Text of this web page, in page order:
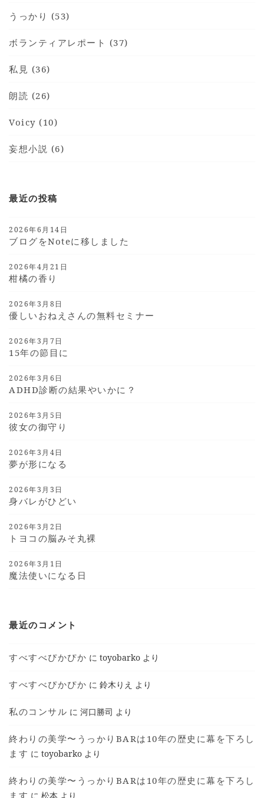
うっかり (53)
ボランティアレポート (37)
私見 (36)
朗読 (26)
Voicy (10)
妄想小説 (6)
最近の投稿
2026年6月14日
ブログをnoteに移しました
2026年4月21日
柑橘の香り
2026年3月8日
優しいおねえさんの無料セミナー
2026年3月7日
15年の節目に
2026年3月6日
ADHD診断の結果やいかに？
2026年3月5日
彼女の御守り
2026年3月4日
夢が形になる
2026年3月3日
身バレがひどい
2026年3月2日
トヨコの脳みそ丸裸
2026年3月1日
魔法使いになる日
最近のコメント
すべすべぴかぴか にtoyobarko より
すべすべぴかぴか に鈴木りえ より
私のコンサル に河口勝司 より
終わりの美学〜うっかりBARは10年の歴史に幕を下ろし
ます にtoyobarko より
終わりの美学〜うっかりBARは10年の歴史に幕を下ろし
ます に松本 より